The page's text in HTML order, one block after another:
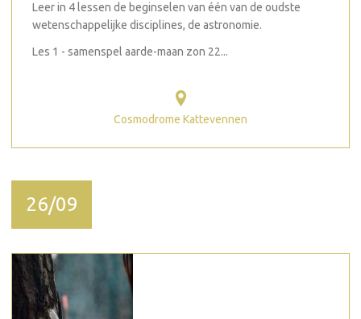
Leer in 4 lessen de beginselen van één van de oudste
wetenschappelijke disciplines, de astronomie.
Les 1 - samenspel aarde-maan zon 22...
Cosmodrome Kattevennen
26/09